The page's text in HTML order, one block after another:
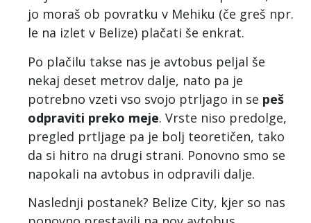
jo moraš ob povratku v Mehiku (če greš npr.
le na izlet v Belize) plačati še enkrat.
Po plačilu takse nas je avtobus peljal še
nekaj deset metrov dalje, nato pa je
potrebno vzeti vso svojo ptrljago in se peš
odpraviti preko meje. Vrste niso predolge,
pregled prtljage pa je bolj teoretičen, tako
da si hitro na drugi strani. Ponovno smo se
napokali na avtobus in odpravili dalje.
Naslednji postanek? Belize City, kjer so nas